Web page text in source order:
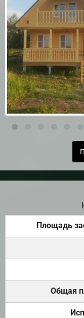
Площадь
Общая